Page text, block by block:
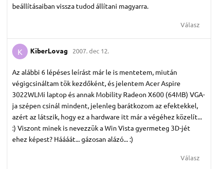
beállításaiban vissza tudod állítani magyarra.
Válasz
K KiberLovag 2007. dec 12.
Az alábbi 6 lépéses leírást már le is mentetem, miután
végigcsináltam tök kezdőként, és jelentem Acer Aspire
3022WLMi laptop és annak Mobility Radeon X600 (64MB) VGA-
ja szépen csinál mindent, jelenleg barátkozom az efektekkel,
azért az látszik, hogy ez a hardware itt már a végéhez közelít...
:) Viszont minek is nevezzük a Win Vista gyermeteg 3D-jét
ehez képest? Háááát... gázosan alázó... :)
Válasz